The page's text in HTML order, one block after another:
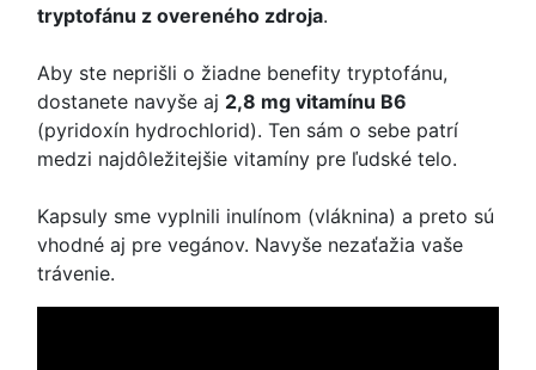
tryptofánu z overeného zdroja.
Aby ste neprišli o žiadne benefity tryptofánu,
dostanete navyše aj 2,8 mg vitamínu B6
(pyridoxín hydrochlorid). Ten sám o sebe patrí
medzi najdôležitejšie vitamíny pre ľudské telo.
Kapsuly sme vyplnili inulínom (vláknina) a preto sú
vhodné aj pre vegánov. Navyše nezaťažia vaše
trávenie.